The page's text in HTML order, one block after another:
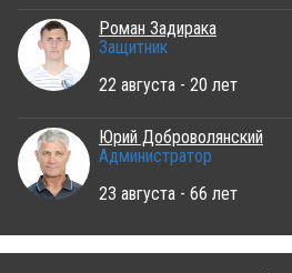
Роман Задирака
Защитник
22 августа - 20 лет
Юрий Доброволянский
Администратор
23 августа - 66 лет